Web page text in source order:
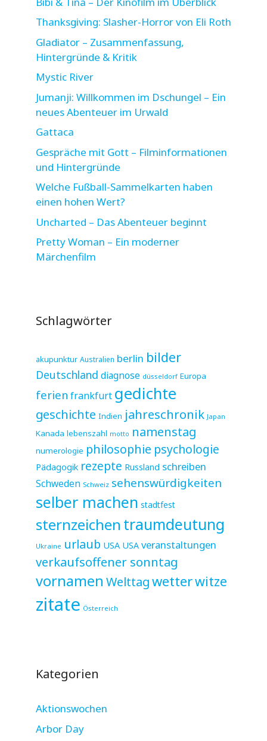
Thanksgiving: Slasher-Horror von Eli Roth
Gladiator – Zusammenfassung,
Hintergründe & Kritik
Mystic River
Jumanji: Willkommen im Dschungel – Ein
neues Abenteuer im Urwald
Gattaca
Gespräche mit Gott – Filminformationen
und Hintergründe
Welche Fußball-Sammelkarten haben
einen hohen Wert?
Uncharted – Das Abenteuer beginnt
Pretty Woman – Ein moderner
Märchenfilm
Schlagwörter
akupunktur Australien berlin bilder
Deutschland diagnose düsseldorf Europa
ferien frankfurt gedichte
geschichte Indien jahreschronik Japan
Kanada lebenszahl motto namenstag
numerologie philosophie psychologie
Pädagogik rezepte Russland schreiben
Schweden Schweiz sehenswürdigkeiten
selber machen stadtfest
sternzeichen traumdeutung
Ukraine urlaub USA USA veranstaltungen
verkaufsoffener sonntag
vornamen Welttagwetterwitze
zitate Österreich
Kategorien
Aktionswochen
Arbor Day